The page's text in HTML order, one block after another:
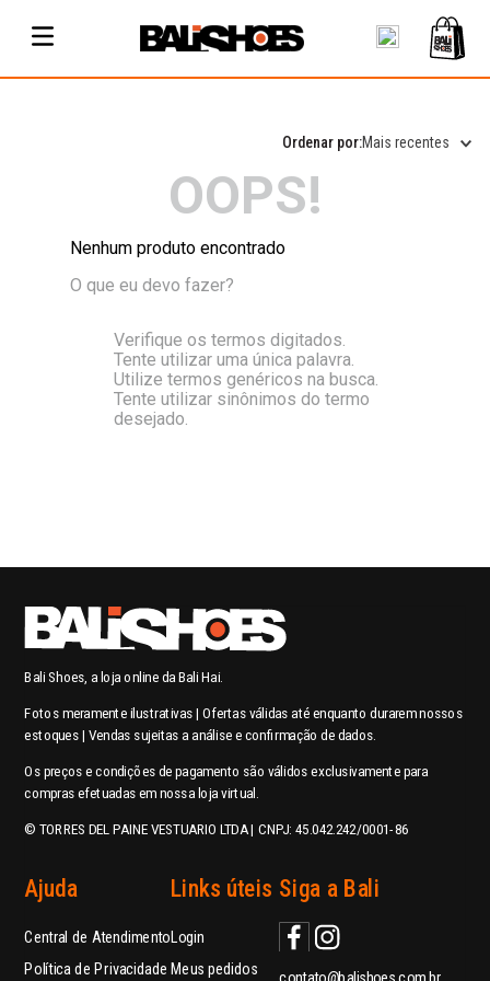
Mais recentes
OOPS!
Nenhum produto encontrado
O que eu devo fazer?
Verifique os termos digitados.
Tente utilizar uma única palavra.
Utilize termos genéricos na busca.
Tente utilizar sinônimos do termo
desejado.
Bali Shoes, a loja online da Bali Hai.
Fotos meramente ilustrativas | Ofertas válidas até enquanto durarem nossos
estoques | Vendas sujeitas a análise e confirmação de dados.
Os preços e condições de pagamento são válidos exclusivamente para
compras efetuadas em nossa loja virtual.
© TORRES DEL PAINE VESTUARIO LTDA | CNPJ: 45.042.242/0001-86
Ajuda
Central de Atendimento
Política de Privacidade
Links úteis
Login
Meus pedidos
Siga a Bali